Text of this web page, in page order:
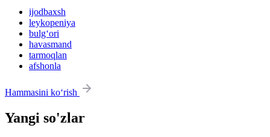
ijodbaxsh
leykopeniya
bulg‘ori
havasmand
tarmoqlan
afshonla
Hammasini ko‘rish
Yangi so'zlar